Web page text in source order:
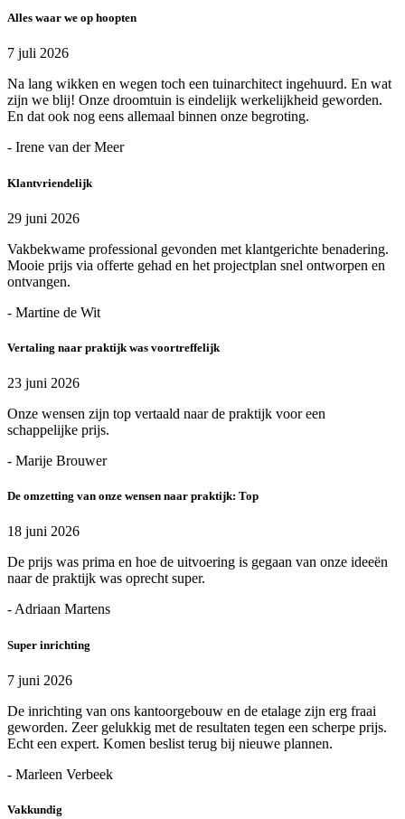
Alles waar we op hoopten
7 juli 2026
Na lang wikken en wegen toch een tuinarchitect ingehuurd. En wat
zijn we blij! Onze droomtuin is eindelijk werkelijkheid geworden.
En dat ook nog eens allemaal binnen onze begroting.
- Irene van der Meer
Klantvriendelijk
29 juni 2026
Vakbekwame professional gevonden met klantgerichte benadering.
Mooie prijs via offerte gehad en het projectplan snel ontworpen en
ontvangen.
- Martine de Wit
Vertaling naar praktijk was voortreffelijk
23 juni 2026
Onze wensen zijn top vertaald naar de praktijk voor een
schappelijke prijs.
- Marije Brouwer
De omzetting van onze wensen naar praktijk: Top
18 juni 2026
De prijs was prima en hoe de uitvoering is gegaan van onze ideeën
naar de praktijk was oprecht super.
- Adriaan Martens
Super inrichting
7 juni 2026
De inrichting van ons kantoorgebouw en de etalage zijn erg fraai
geworden. Zeer gelukkig met de resultaten tegen een scherpe prijs.
Echt een expert. Komen beslist terug bij nieuwe plannen.
- Marleen Verbeek
Vakkundig